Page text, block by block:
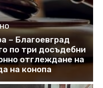
– Благоевград
по три досъдебни
отглеждане на
на конопа